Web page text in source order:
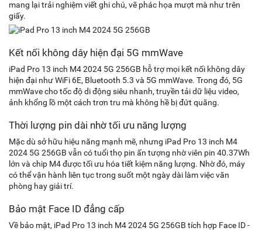
mang lại trải nghiệm viết ghi chú, vẽ phác họa mượt mà như trên
giấy.
Kết nối không dây hiện đại 5G mmWave
iPad Pro 13 inch M4 2024 5G 256GB hỗ trợ mọi kết nối không dây
hiện đại như WiFi 6E, Bluetooth 5.3 và 5G mmWave. Trong đó, 5G
mmWave cho tốc độ di động siêu nhanh, truyền tải dữ liệu video,
ảnh khổng lồ một cách trơn tru mà không hề bị đứt quãng.
Thời lượng pin dài nhờ tối ưu năng lượng
Mặc dù sở hữu hiệu năng mạnh mẽ, nhưng iPad Pro 13 inch M4
2024 5G 256GB vẫn có tuổi thọ pin ấn tượng nhờ viên pin 40.37Wh
lớn và chip M4 được tối ưu hóa tiết kiệm năng lượng. Nhờ đó, máy
có thể vận hành liên tục trong suốt một ngày dài làm việc văn
phòng hay giải trí.
Bảo mật Face ID đẳng cấp
Về bảo mật, iPad Pro 13 inch M4 2024 5G 256GB tích hợp Face ID -